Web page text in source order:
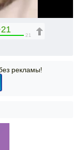
21
рекламы!